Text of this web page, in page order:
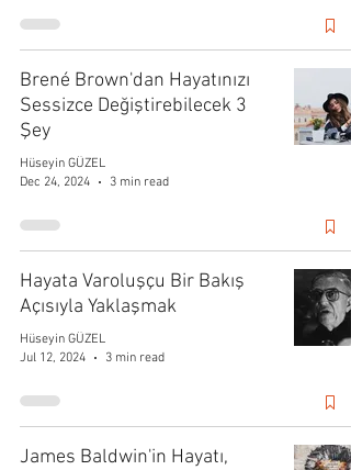
Brené Brown'dan Hayatınızı
Sessizce Değiştirebilecek 3
Şey
Hüseyin GÜZEL
Dec 24, 2024
3 min read
Hayata Varoluşçu Bir Bakış
Açısıyla Yaklaşmak
Hüseyin GÜZEL
Jul 12, 2024
3 min read
James Baldwin'in Hayatı,